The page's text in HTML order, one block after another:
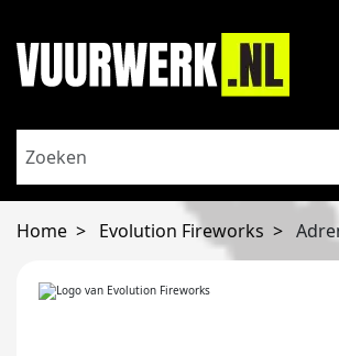
Home Evolution Fireworks